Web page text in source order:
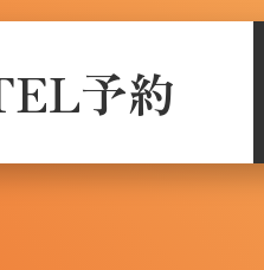
予約